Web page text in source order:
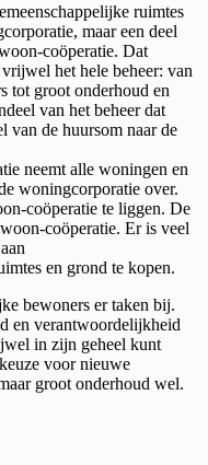
ruimtes
maar een deel
coöperatie. Dat
het hele beheer: van
tot groot onderhoud en
van het beheer dat
van de huursom naar de
neemt alle woningen en
woningcorporatie over.
coöperatie te liggen. De
coöperatie. Er is veel
en grond te kopen.
bewoners er taken bij.
en verantwoordelijkheid
in zijn geheel kunt
voor nieuwe
groot onderhoud wel.